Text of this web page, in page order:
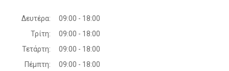
Δευτέρα:
09:00 - 18:00
Τρίτη:
09:00 - 18:00
Τετάρτη:
09:00 - 18:00
Πέμπτη:
09:00 - 18:00